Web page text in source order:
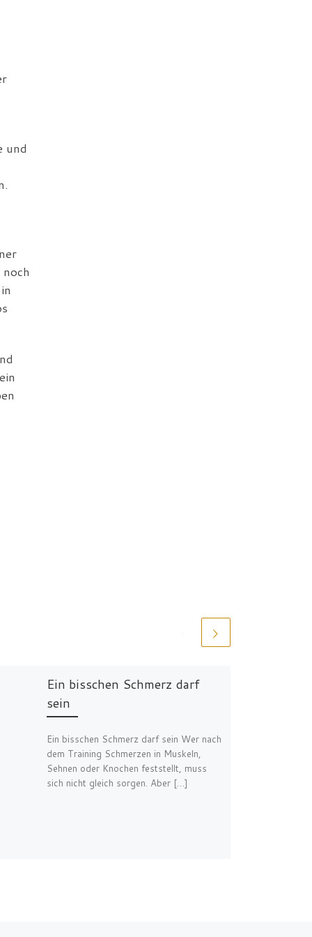
und
Ein bisschen Schmerz darf
sein
Ein bisschen Schmerz darf sein ​Wer nach
dem Training Schmerzen in Muskeln,
Sehnen oder Knochen feststellt, muss
sich nicht gleich sorgen. Aber […]